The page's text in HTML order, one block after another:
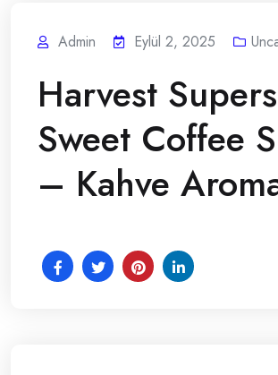
Admin Eylül 2, 2025
Harvest
Sweet Coffee
– Kahve